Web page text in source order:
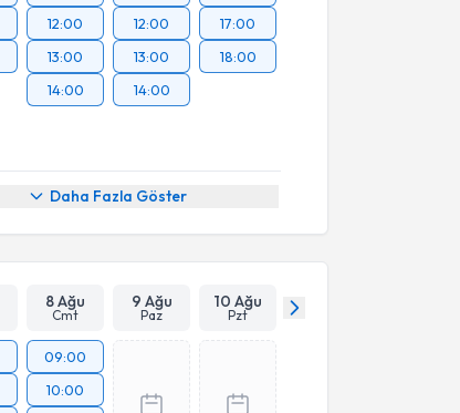
12:00
13:00
14:00
12:00
13:00
14:00
17:00
18:00
Daha Fazla Göster
8 Ağu
Cmt
9 Ağu
Paz
10 Ağu
Pzt
09:00
10:00